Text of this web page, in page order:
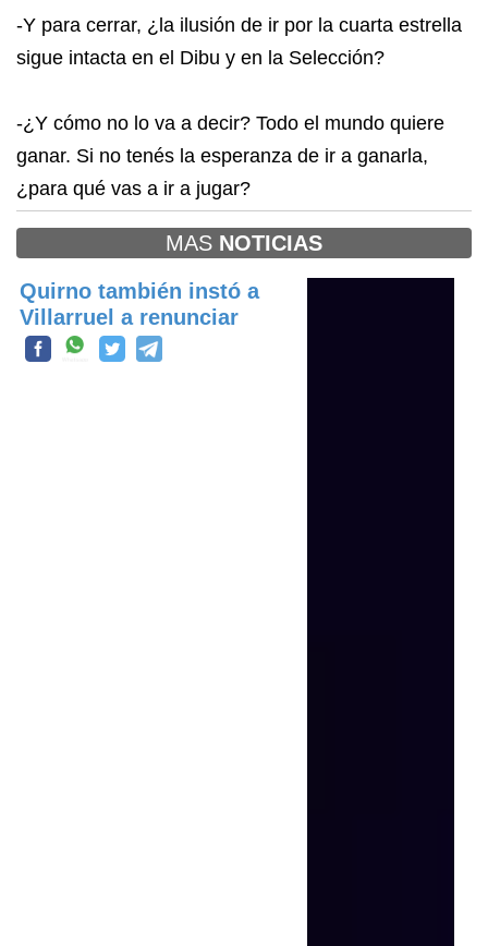
-Y para cerrar, ¿la ilusión de ir por la cuarta estrella
sigue intacta en el Dibu y en la Selección?
-¿Y cómo no lo va a decir? Todo el mundo quiere
ganar. Si no tenés la esperanza de ir a ganarla,
¿para qué vas a ir a jugar?
MAS NOTICIAS
Quirno también instó a
Villarruel a renunciar